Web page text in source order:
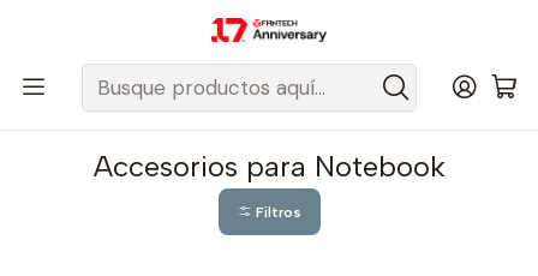
Despacho gratis a todo Chile sobre $50.000 pesos.
Accesorios
Accesorios para Notebook
Accesorios para Notebook
Filtros